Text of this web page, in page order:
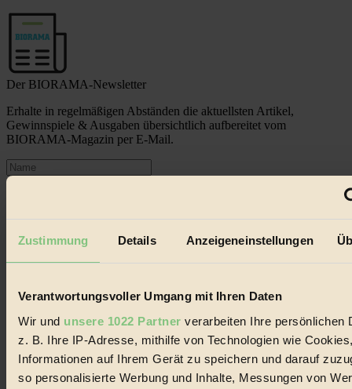
Zustimmung Details Anzeigeneinstellungen
Verantwortungsvoller Umgang mit Ihren Daten
Wir und unsere 1022 Partner verarbeiten Ihre persönlichen
z. B. Ihre IP-Adresse, mithilfe von Technologien wie
Informationen auf Ihrem Gerät zu speichern und darauf
so personalisierte Werbung und Inhalte, Messungen von
Der BIORAMA-Newsletter
Erhalte in regelmäßigen Abständen die aktuellsten Artikel,
Gewinnspiele & Ausgaben übersichtlich aufbereitet vom
BIORAMA-Magazin per E-Mail.
Jetzt eintragen:
© 2026 Biorama GmbH
Impressum & Disclaimer
Datenschutz
Mediadaten
Biorama steht für einen nachhaltigen Lebensstil und bewussten